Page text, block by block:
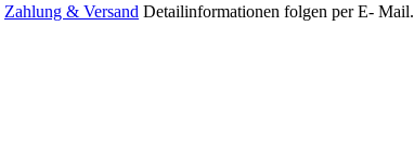
Zahlung & Versand Detailinformationen folgen per E- Mail.